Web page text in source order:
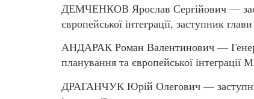
ДЕМЧЕНКОВ Ярослав Сергійович —
європейської інтеграції, заступник глави
АНДАРАК Роман Валентинович —
планування та європейської інтеграції
ДРАГАНЧУК Юрій Олегович —